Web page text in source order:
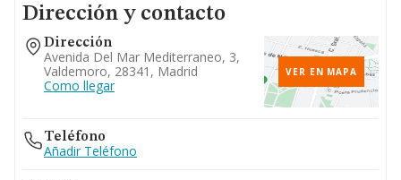
Dirección y contacto
Dirección
Avenida Del Mar Mediterraneo, 3,
Valdemoro, 28341, Madrid
Como llegar
VER EN MAPA
Teléfono
Añadir Teléfono